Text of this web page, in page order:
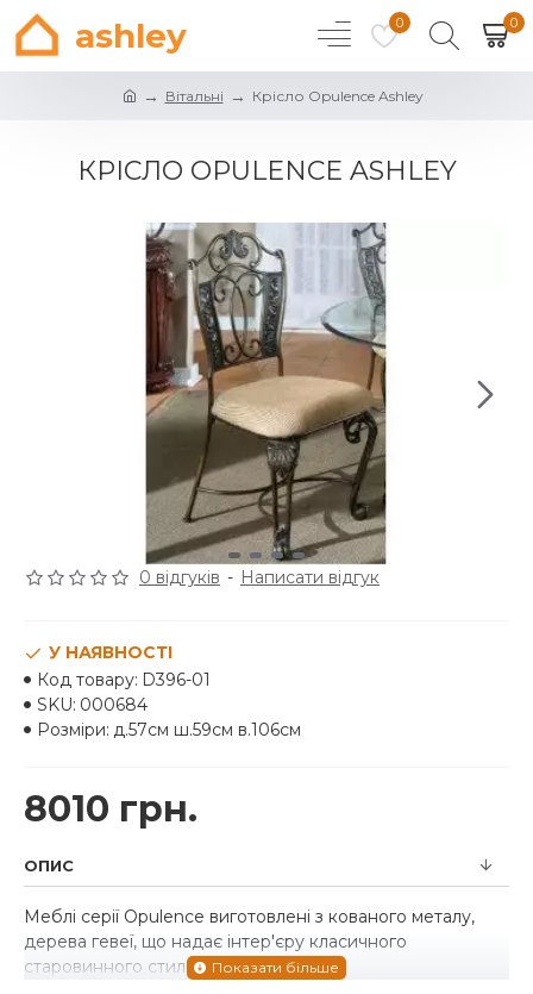
ashley 0 0
Вітальні Крісло Opulence Ashley
КРІСЛО OPULENCE ASHLEY
0 відгуків - Написати відгук
8010 грн.
У НАЯВНОСТІ
Код товару: D396-01
SKU: 000684
Розміри: д.57см ш.59см в.106см
ОПИС
Меблі серії Opulence виготовлені з кованого металу,
дерева гевеї, що надає інтер'єру класичного
старовинного стилю.